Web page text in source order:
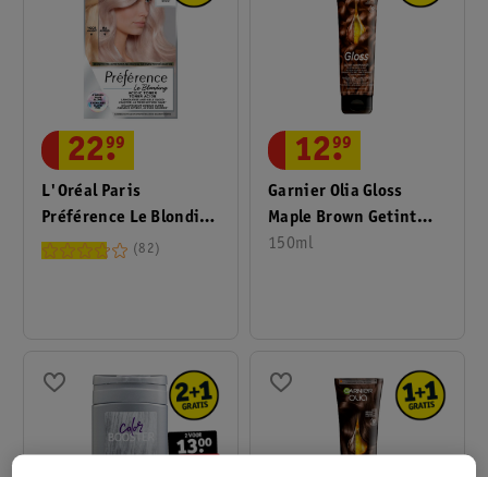
L'Oréal Paris
Préférence Le Blonding
Pearly Boost Acidic
22.
99
82
Garnier Olia Gloss
Maple Brown Getint
Haarmasker
150ml
12.
99